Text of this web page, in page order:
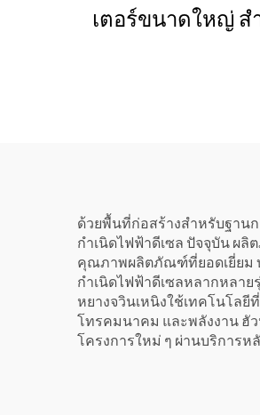
เตอร์ขนาดใหญ่ ส
ด้วยพื้นที่ก่อสร้างสำหรับฐานก
กำเนิดไฟฟ้าดีเซล ปัจจุบัน ผลิต
คุณภาพผลิตภัณฑ์ที่ยอดเยี่ยม บ
กำเนิดไฟฟ้าดีเซลหลากหลา
หยางจวินเหนิงใช้เทคโนโล
โทรคมนาคม และพลังงาน ฮั
โครงการใหม่ ๆ ผ่านบริการห